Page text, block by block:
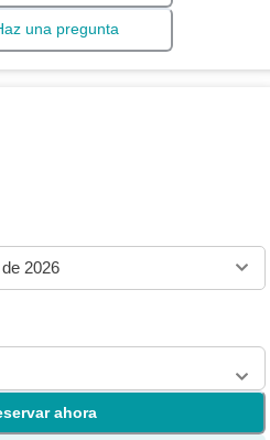
una pregunta
2026
ahora